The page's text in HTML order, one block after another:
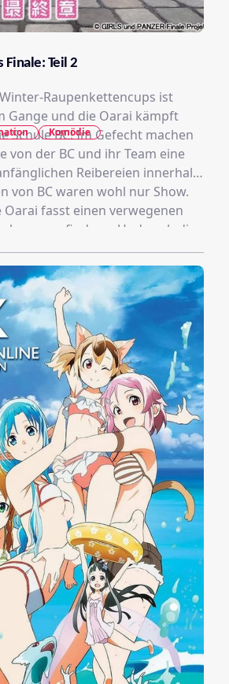
Finale: Teil 2
Raupenkettencups ist
Gange und die Oarai kämpft
Schule BC! Im Gefecht machen
von der BC und ihr Team eine
Reibereien innerhalb
von BC waren wohl nur Show.
fasst einen verwegenen
herauszufinden… Und auch die
aber auch bisher
liefern sich jede Menge geballte
die Runde 1? Und was
2?
Komödie